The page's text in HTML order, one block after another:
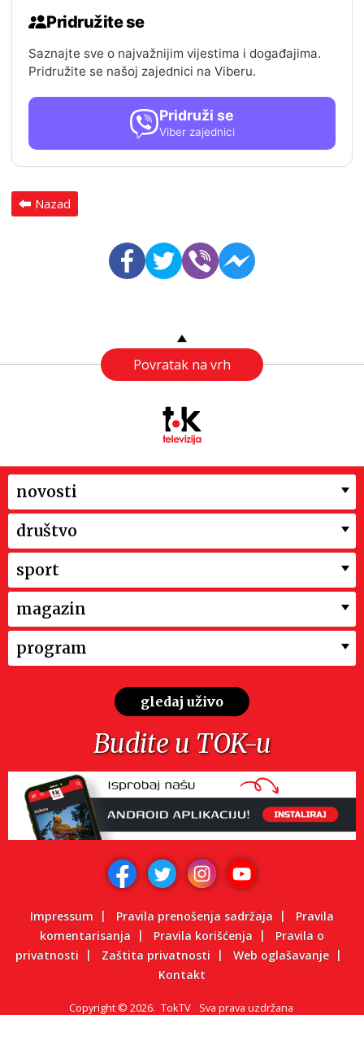
Pridružite se
Saznajte sve o najvažnijim vijestima i događajima.
Pridružite se našoj zajednici na Viberu.
Pridruži se
Viber zajednici
Nazad
Povratak na vrh
novosti
društvo
sport
magazin
program
gledaj uživo
Budite u TOK-u
Impressum Pravila prenošenja sadržaja
Pravila
komentarisanja
Pravila korišćenja
Pravila o
privatnosti
Zaštita privatnosti
Web oglašavanje
Kontakt
Copyright © 2026. TokTV Sva prava uzdržana